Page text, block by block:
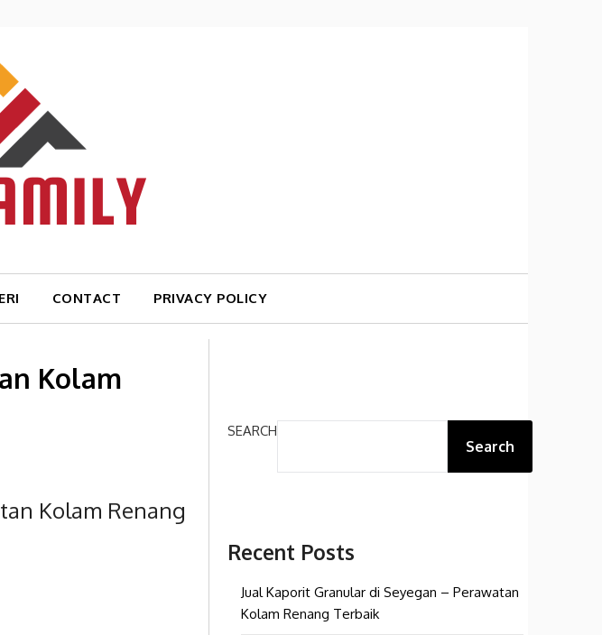
CONTACT PRIVACY POLICY
Kolam
Kolam Renang
SEARCH
Search
Recent Posts
Jual Kaporit Granular di Seyegan – Perawatan
Kolam Renang Terbaik